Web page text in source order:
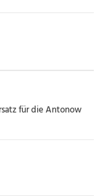
für die Antonow